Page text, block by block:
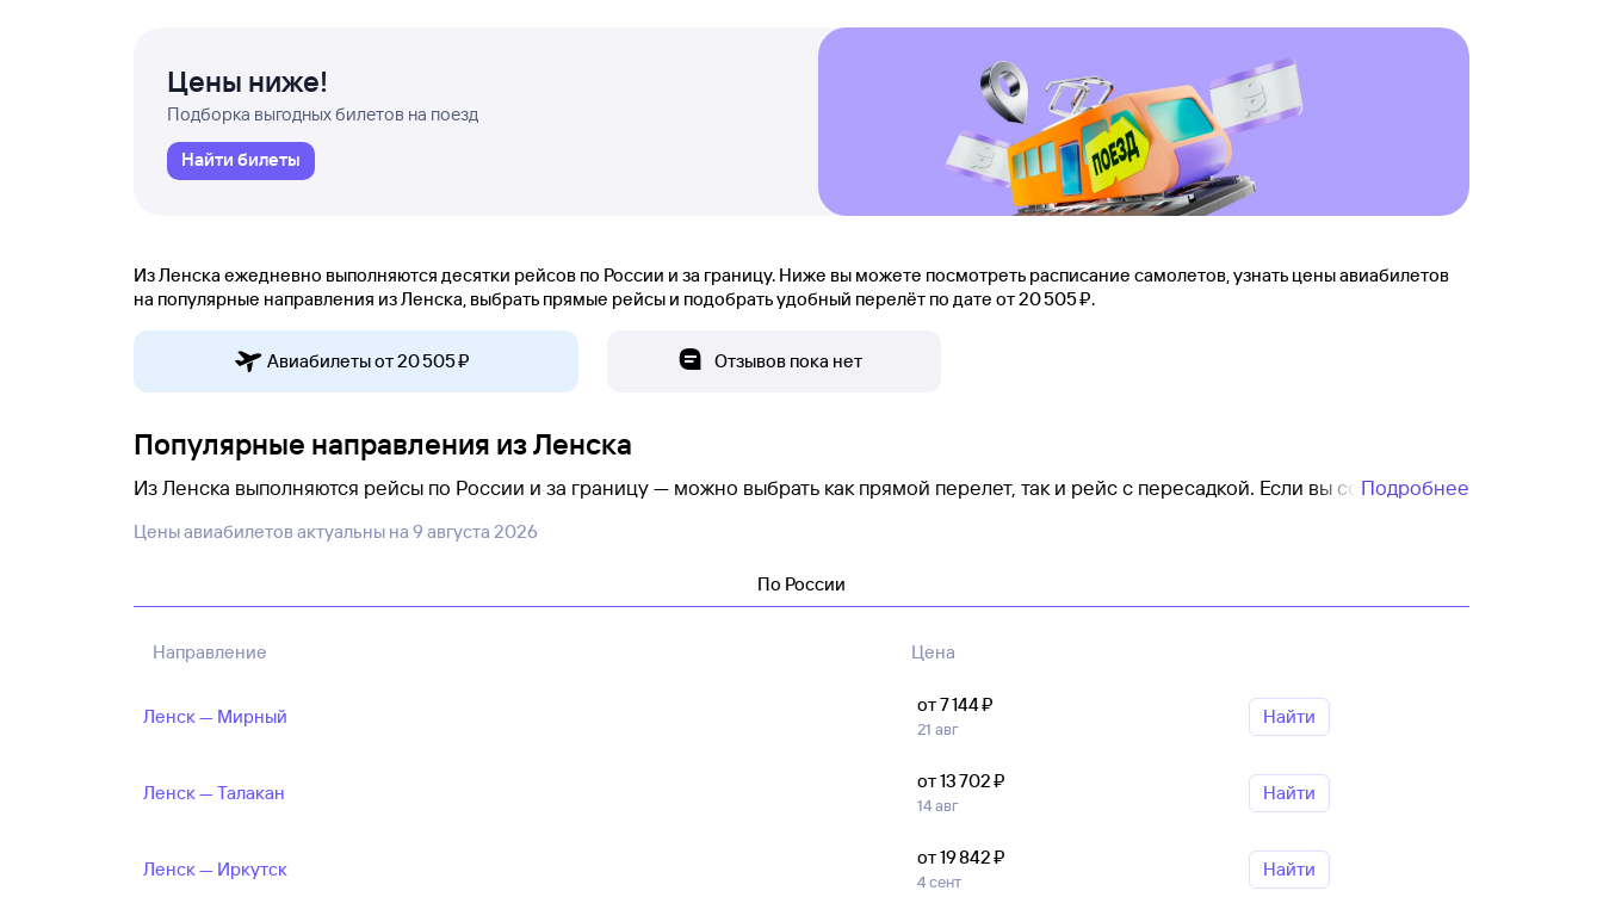
Цены ниже!
Подборка выгодных билетов на поезд
Найти билеты
Из Ленска ежедневно выполняются десятки рейсов по России и за границу. Ниже вы можете посмотреть расписание самолетов, узнать цены авиабилетов
на популярные направления из Ленска, выбрать прямые рейсы и подобрать удобный перелёт по дате от 20 ⁠505 ⁠₽.
Авиабилеты от 20 ⁠505 ⁠₽ Отзывов пока нет
Популярные направления из Ленска
Из Ленска выполняются рейсы по России и за границу — можно выбрать как прямой перелет, так и рейс с пересадкой. Если вы собираетесь
а удобные по времени рейсы быстрее разбирают.
При выборе рейса из Ленска стоит смотреть не только на цену билета, но и на условия тарифа авиакомпании. При выборе полезно
в самых дешевых тарифах меньше дополнительных услуг.
Подробнее
Цены авиабилетов актуальны на 9 августа 2026
По России
Направление Цена
Ленск — Мирный
от 7 ⁠144 ⁠₽
21 авг
Найти
Ленск — Талакан
от 13 ⁠702 ⁠₽
14 авг
Найти
Ленск — Иркутск
от 19 ⁠842 ⁠₽
4 сент
Найти